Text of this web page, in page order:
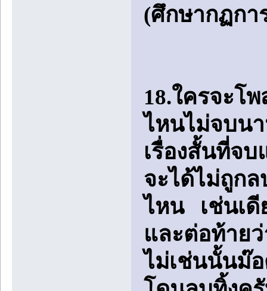
(ศึกษากฏกา
18.ใครจะโ
ไหนไม่จบน
เรื่องสั้นที่จ
จะได้ไม่ถูกล
ไหน เช่นเดี
และต่อท้าย
ไม่เช่นนั้นม๊